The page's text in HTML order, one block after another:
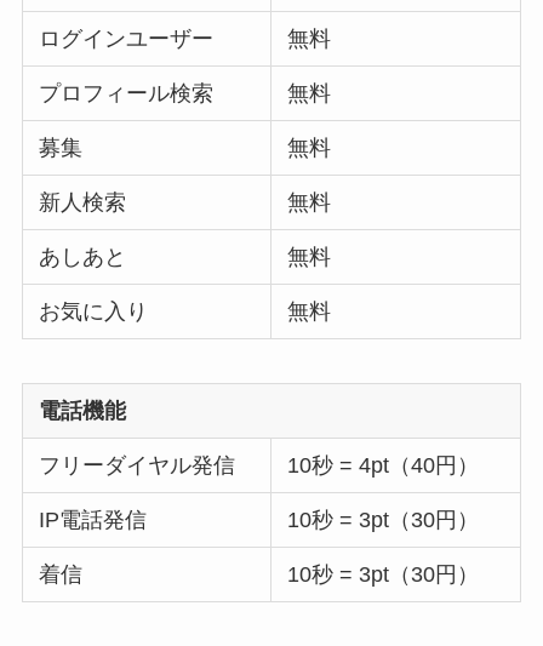
ログインユーザー 無料
プロフィール検索 無料
募集 無料
新人検索 無料
あしあと 無料
お気に入り 無料
電話機能
フリーダイヤル発信 10秒 = 4pt（40円）
IP電話発信 10秒 = 3pt（30円）
着信 10秒 = 3pt（30円）